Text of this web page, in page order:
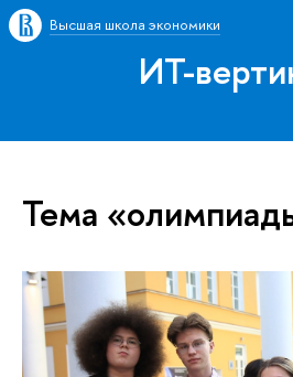
Высшая школа экономики
ИТ-
Тема